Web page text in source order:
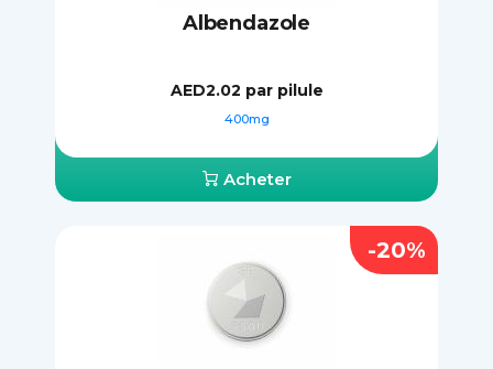
Albendazole
AED2.02 par pilule
400mg
Acheter
-20%